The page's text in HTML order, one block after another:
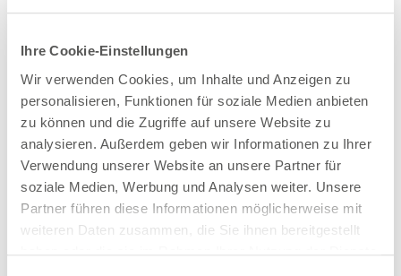
Ihre Cookie-Einstellungen
Wir verwenden Cookies, um Inhalte und Anzeigen zu
personalisieren, Funktionen für soziale Medien anbieten
zu können und die Zugriffe auf unsere Website zu
analysieren. Außerdem geben wir Informationen zu Ihrer
Verwendung unserer Website an unsere Partner für
soziale Medien, Werbung und Analysen weiter. Unsere
Partner führen diese Informationen möglicherweise mit
weiteren Daten zusammen, die Sie ihnen bereitgestellt
Verkäuferin Teilzeit (gn*)
Zum Stellenangebot